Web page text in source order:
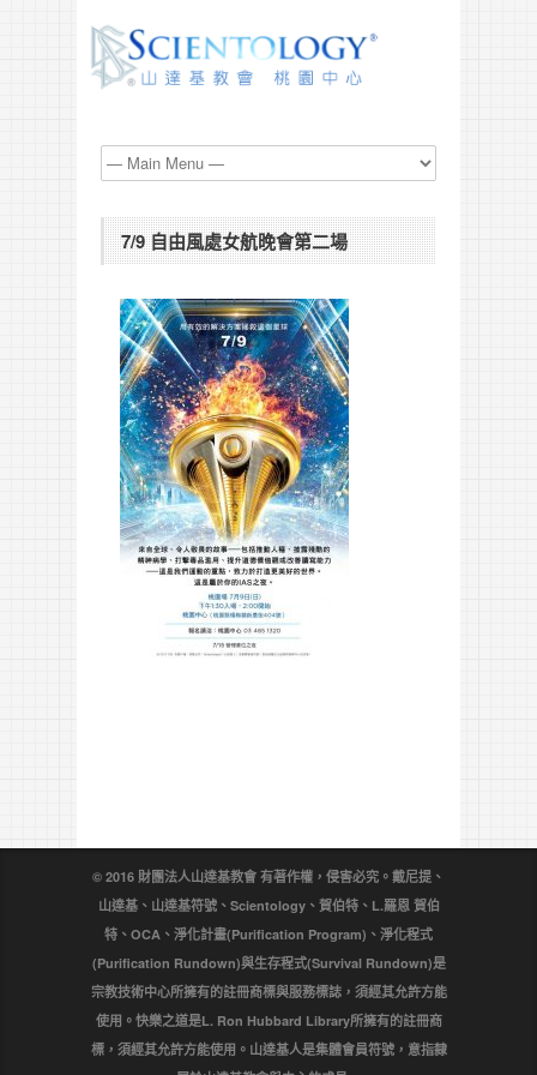
7/9 自由風處女航晚會第二場
© 2016 財團法人山達基教會 有著作權，侵害必究。戴尼提、
山達基、山達基符號、Scientology、賀伯特、L.羅恩 賀伯
特、OCA、淨化計畫(Purification Program)、淨化程式
(Purification Rundown)與生存程式(Survival Rundown)是
宗教技術中心所擁有的註冊商標與服務標誌，須經其允許方能
使用。快樂之道是L. Ron Hubbard Library所擁有的註冊商
標，須經其允許方能使用。山達基人是集體會員符號，意指隸